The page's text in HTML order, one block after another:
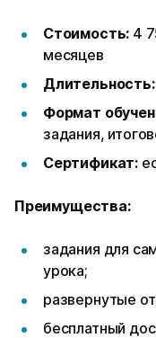
Стоимость: 4
месяцев
Длительность:
Формат
задания,
Сертификат:
Преимущества:
задания для
урока;
развернутые
бесплатный